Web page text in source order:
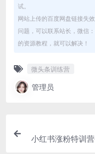
试。
网站上传的百度网盘链接失
问题，可以联系站长，微信
的资源教程，就可以解决！
微头条训练营
管理员
小红书涨粉特训